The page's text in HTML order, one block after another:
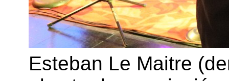
Esteban Le Maitre